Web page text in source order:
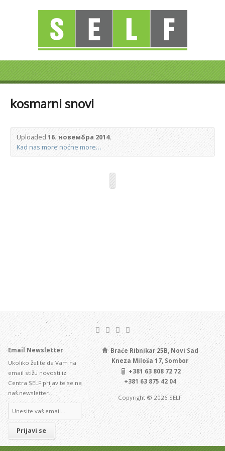
kosmarni snovi
Uploaded16. новембра 2014.
Kad nas more noćne more…
Email Newsletter
Ukoliko želite da Vam na
email stižu novosti iz
Centra SELF prijavite se na
naš newsletter.
Braće Ribnikar 25B, Novi Sad
Kneza Miloša 17, Sombor
+381 63 808 72 72
+381 63 875 42 04
Copyright © 2026 SELF